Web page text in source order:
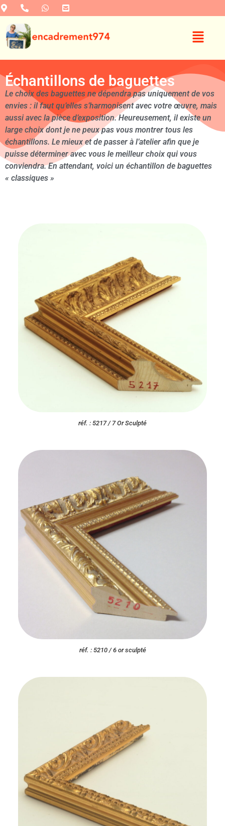
Échantillons de baguettes
Le choix des baguettes ne dépendra pas uniquement de vos
envies : il faut qu’elles s’harmonisent avec votre œuvre, mais
aussi avec la pièce d’exposition. Heureusement, il existe un
large choix dont je ne peux pas vous montrer tous les
échantillons. Le mieux et de passer à l’atelier afin que je
puisse déterminer avec vous le meilleur choix qui vous
conviendra. En attendant, voici un échantillon de baguettes
« classiques »
réf. : 5217 / 7 Or Sculpté
réf. : 5210 / 6 or sculpté